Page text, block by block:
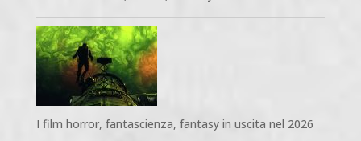
I film horror, fantascienza, fantasy in uscita nel 2026